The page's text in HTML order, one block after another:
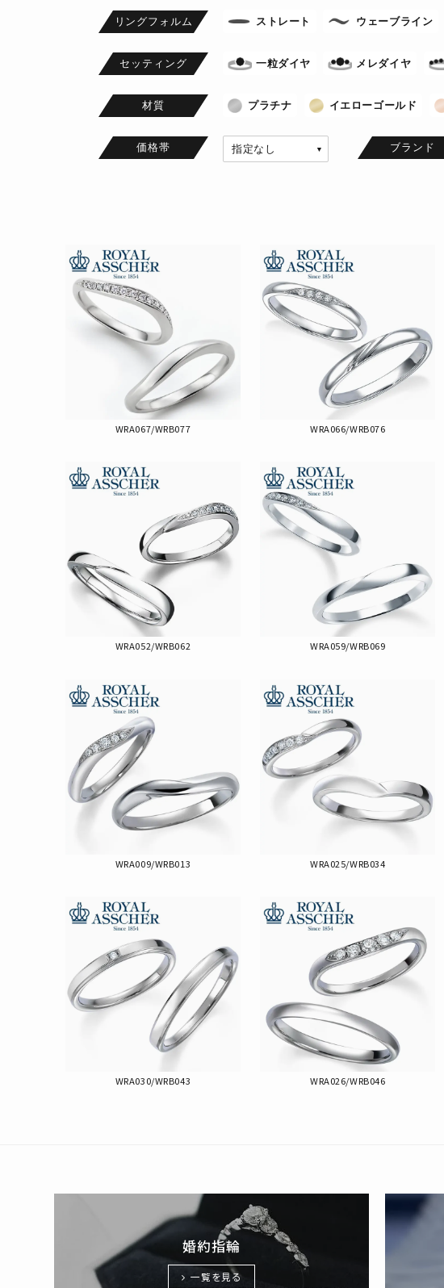
リングフォルム ストレート ウェーブライン
セッティング 一粒ダイヤ メレダイヤ
材質 プラチナ イエローゴールド
価格帯 ブランド
WRA067/WRB077 WRA066/WRB076
WRA052/WRB062 WRA059/WRB069
WRA009/WRB013 WRA025/WRB034
WRA030/WRB043 WRA026/WRB046
婚約指輪
一覧を見る